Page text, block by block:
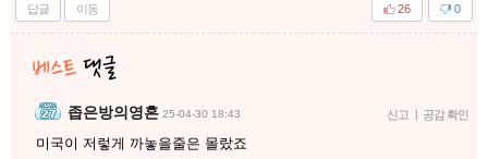
답글 이동 0
26
좁은방의영혼 25-04-30 18:43 신고 | 공감 확인
미국이 저렇게 까놓을줄은 몰랐죠